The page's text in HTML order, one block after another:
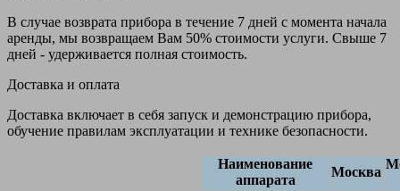
В случае возврата прибора в течение 7 дней с момента начала
аренды, мы возвращаем Вам 50% стоимости услуги. Свыше 7
дней - удерживается полная стоимость.
Доставка и оплата
Доставка включает в себя запуск и демонстрацию прибора,
обучение правилам эксплуатации и технике безопасности.
Наименование
аппарата
Москва